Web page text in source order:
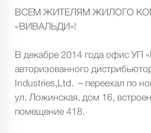
ВСЕМ ЖИТЕЛЯМ ЖИЛОГО
«ВИВАЛЬДИ»!
В декабре 2014 года офис УП
авторизованного
Industries,Ltd. – переехал по
ул. Ложинская, дом 16,
помещение 418.